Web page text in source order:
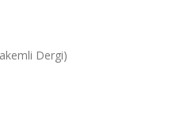
Dergi)